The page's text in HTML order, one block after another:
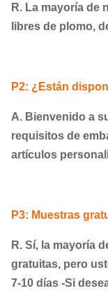
R. La mayoría de
libres de plomo,
P2: ¿Están
A. Bienvenido a
requisitos de
artículos
P3: Muestras
R. Sí, la mayoría
gratuitas, pero
7-10 días -Si